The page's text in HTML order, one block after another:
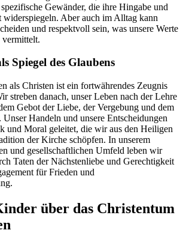
Gewänder, die ihre Hingabe und
Aber auch im Alltag kann
und respektvoll sein, was unsere Werte
vermittelt.
Spiegel des Glaubens
als Christen ist ein fortwährendes Zeugnis
streben danach, unser Leben nach der Lehre
Gebot der Liebe, der Vergebung und dem
Handeln und unsere Entscheidungen
und Moral geleitet, die wir aus den Heiligen
der Kirche schöpfen. In unserem
und gesellschaftlichen Umfeld leben wir
Taten der Nächstenliebe und Gerechtigkeit
für Frieden und
über das Christentum